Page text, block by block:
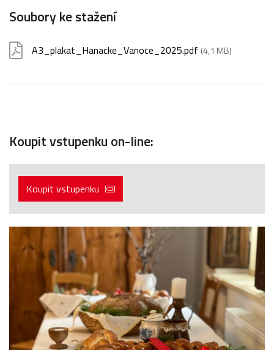
Soubory ke stažení
A3_plakat_Hanacke_Vanoce_2025.pdf (4,1 MB)
Koupit vstupenku on-line:
Koupit vstupenku